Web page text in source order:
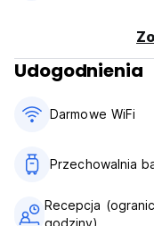
Udogodnienia
Darmowe WiFi
Przechowalnia
Recepcja
godziny)